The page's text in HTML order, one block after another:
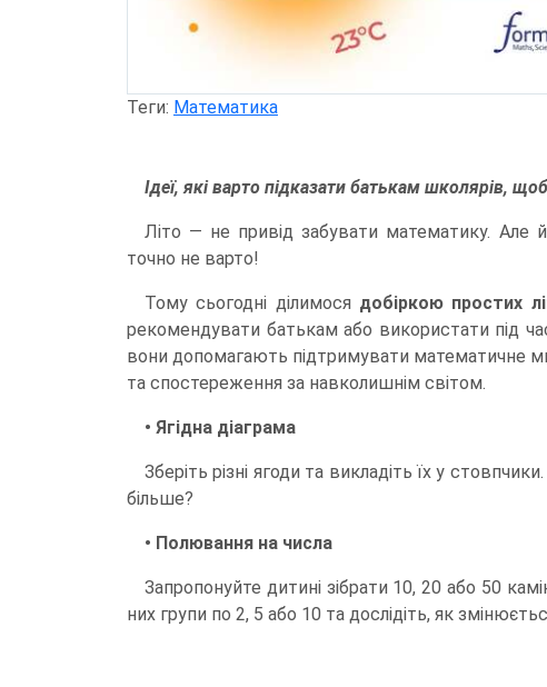
Теги: Математика
Ідеї, які варто підказати батькам школярів,
Літо — не привід забувати математику. Але
точно не варто!
Тому сьогодні ділимося добіркою простих
рекомендувати батькам або використати під час
вони допомагають підтримувати математичне
та спостереження за навколишнім світом.
• Ягідна діаграма
Зберіть різні ягоди та викладіть їх у
більше?
• Полювання на числа
Запропонуйте дитині зібрати 10, 20 або 50
них групи по 2, 5 або 10 та дослідіть, як